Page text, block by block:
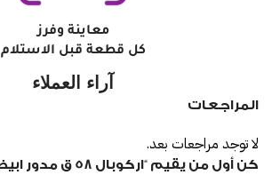
معاينة وفرز
كل قطعة قبل الاستلام
آراء العملاء
المراجعات
لا توجد مراجعات بعد.
كن أول من يقيم “اركوبال 58 ق مدور ابيض تايلندى”